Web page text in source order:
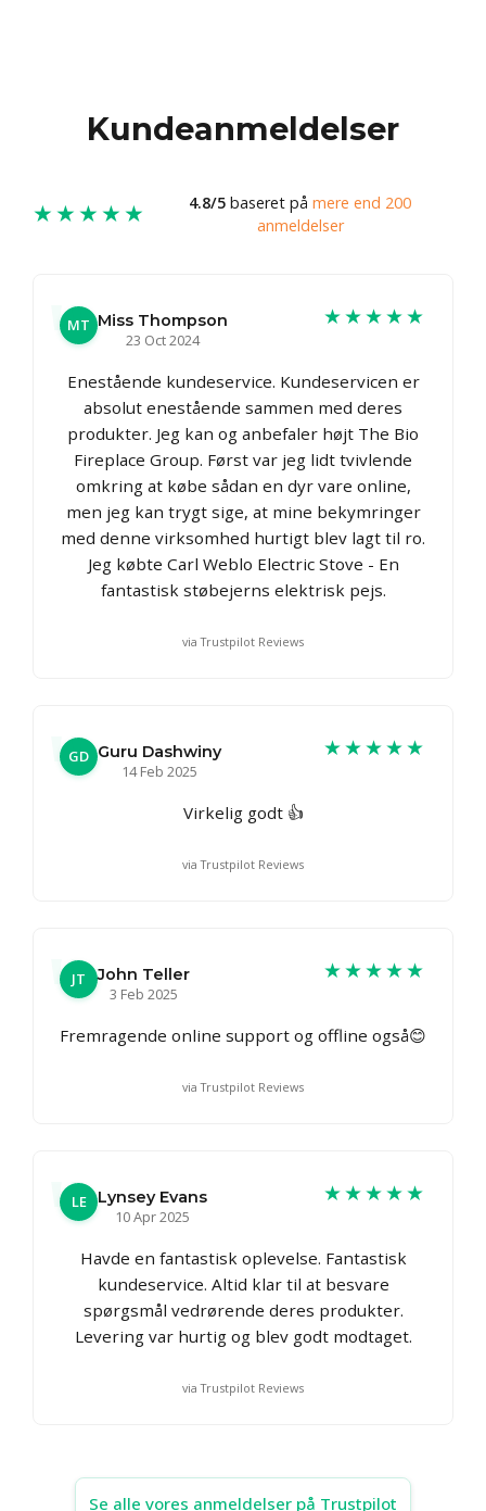
Kundeanmeldelser
★★★★★ 4.8/5 baseret på mere end 200
anmeldelser
MT Miss Thompson
23 Oct 2024
★★★★★
Enestående kundeservice. Kundeservicen er
absolut enestående sammen med deres
produkter. Jeg kan og anbefaler højt The Bio
Fireplace Group. Først var jeg lidt tvivlende
omkring at købe sådan en dyr vare online,
men jeg kan trygt sige, at mine bekymringer
med denne virksomhed hurtigt blev lagt til ro.
Jeg købte Carl Weblo Electric Stove - En
fantastisk støbejerns elektrisk pejs.
via Trustpilot Reviews
GD Guru Dashwiny
14 Feb 2025
★★★★★
Virkelig godt 👍
via Trustpilot Reviews
JT
John Teller
3 Feb 2025
★★★★★
Fremragende online support og offline også😊
via Trustpilot Reviews
LE
Lynsey Evans
10 Apr 2025
★★★★★
Havde en fantastisk oplevelse. Fantastisk
kundeservice. Altid klar til at besvare
spørgsmål vedrørende deres produkter.
Levering var hurtig og blev godt modtaget.
via Trustpilot Reviews
Se alle vores anmeldelser på Trustpilot